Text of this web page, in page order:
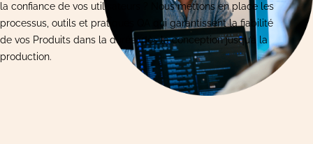
la confiance de vos utilisateurs ? Nous mettons en place les
processus, outils et pratiques QA qui garantissent la fiabilité
de vos Produits dans la durée, dès la conception jusqu’à la
production.